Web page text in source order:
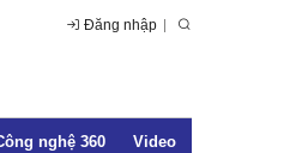
Đăng nhập
nghệ 360 Video